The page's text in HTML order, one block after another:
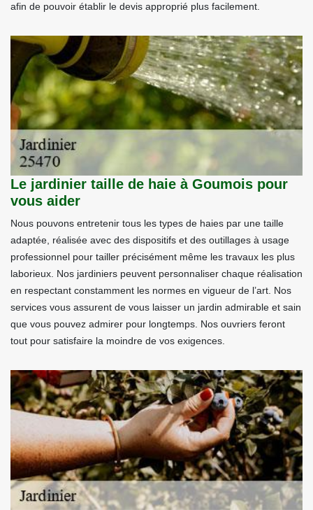
afin de pouvoir établir le devis approprié plus facilement.
Le jardinier taille de haie à Goumois pour
vous aider
Nous pouvons entretenir tous les types de haies par une taille
adaptée, réalisée avec des dispositifs et des outillages à usage
professionnel pour tailler précisément même les travaux les plus
laborieux. Nos jardiniers peuvent personnaliser chaque réalisation
en respectant constamment les normes en vigueur de l’art. Nos
services vous assurent de vous laisser un jardin admirable et sain
que vous pouvez admirer pour longtemps. Nos ouvriers feront
tout pour satisfaire la moindre de vos exigences.